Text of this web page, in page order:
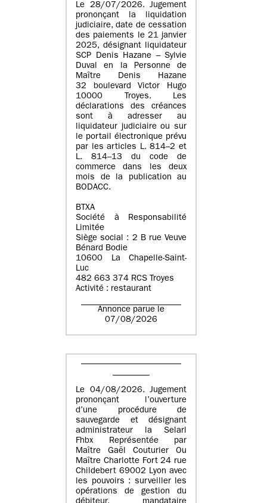
Le 28/07/2026. Jugement
prononçant la liquidation
judiciaire, date de cessation
des paiements le 21 janvier
2025, désignant liquidateur
SCP Denis Hazane – Sylvie
Duval en la Personne de
Maître Denis Hazane
32 boulevard Victor Hugo
10000 Troyes. Les
déclarations des créances
sont à adresser au
liquidateur judiciaire ou sur
le portail électronique prévu
par les articles L. 814–2 et
L. 814–13 du code de
commerce dans les deux
mois de la publication au
BODACC.
BTXA
Société à Responsabilité
Limitée
Siège social : 2 B rue Veuve
Bénard Bodie
10600 La Chapelle-Saint-
Luc
482 663 374 RCS Troyes
Activité : restaurant
Annonce parue le
07/08/2026
Le 04/08/2026. Jugement
prononçant l’ouverture
d’une procédure de
sauvegarde et désignant
administrateur la Selarl
Fhbx Représentée par
Maître Gaël Couturier Ou
Maître Charlotte Fort 24 rue
Childebert 69002 Lyon avec
les pouvoirs : surveiller les
opérations de gestion du